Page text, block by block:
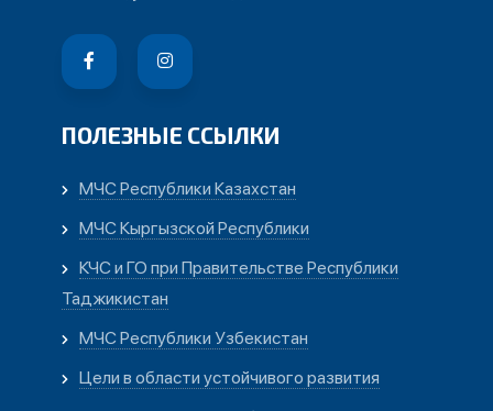
ПОЛЕЗНЫЕ ССЫЛКИ
МЧС Республики Казахстан
МЧС Кыргызской Республики
КЧС и ГО при Правительстве Республики
Таджикистан
МЧС Республики Узбекистан
Цели в области устойчивого развития